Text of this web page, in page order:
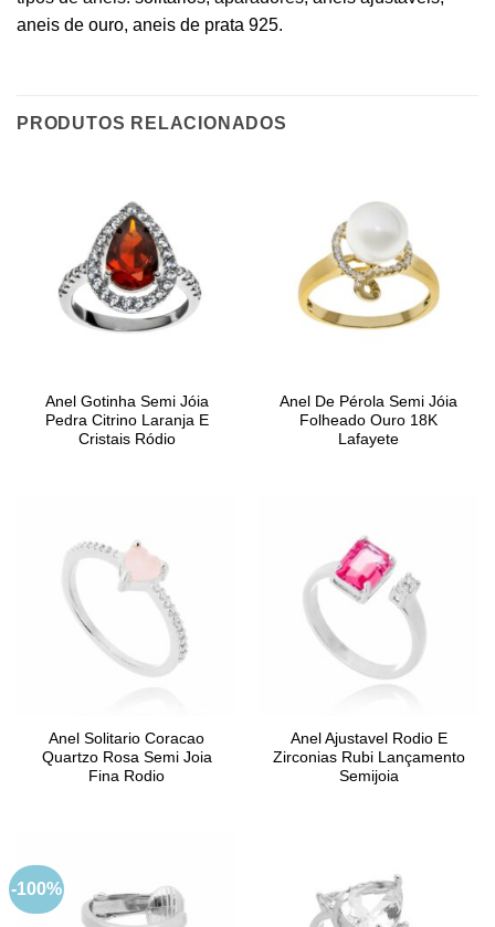
aneis de ouro, aneis de prata 925.
PRODUTOS RELACIONADOS
Anel Gotinha Semi Jóia
Pedra Citrino Laranja E
Cristais Ródio
Anel De Pérola Semi Jóia
Folheado Ouro 18K
Lafayete
Anel Solitario Coracao
Quartzo Rosa Semi Joia
Fina Rodio
Anel Ajustavel Rodio E
Zirconias Rubi Lançamento
Semijoia
-100%